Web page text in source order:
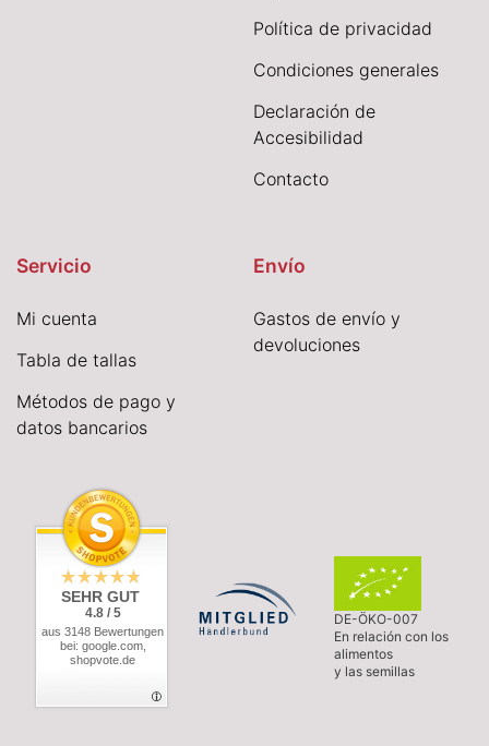
Política de privacidad
Condiciones generales
Declaración de
Accesibilidad
Contacto
Servicio
Mi cuenta
Tabla de tallas
Métodos de pago y
datos bancarios
Envío
Gastos de envío y
devoluciones
SEHR GUT
4.8 / 5
aus 3148 Bewertungen
bei: google.com,
shopvote.de
DE-ÖKO-007
En relación con los
alimentos
y las semillas